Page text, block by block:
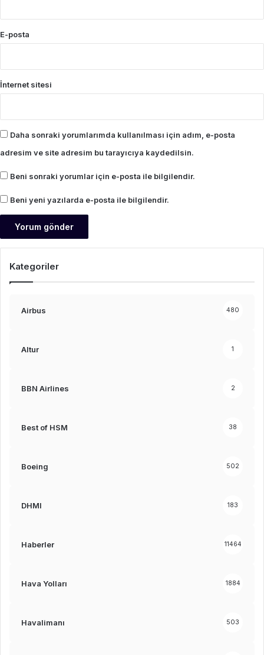
E-posta
İnternet sitesi
Daha sonraki yorumlarımda kullanılması için adım, e-posta
adresim ve site adresim bu tarayıcıya kaydedilsin.
Beni sonraki yorumlar için e-posta ile bilgilendir.
Beni yeni yazılarda e-posta ile bilgilendir.
Kategoriler
Airbus 480
Altur 1
BBN Airlines 2
Best of HSM 38
Boeing 502
DHMI 183
Haberler 11464
Hava Yolları 1884
Havalimanı 503